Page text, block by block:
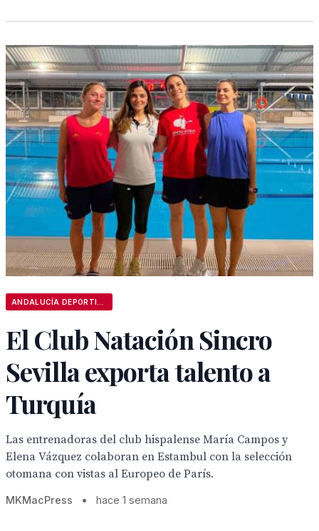
El Club Natación Sincro
Sevilla exporta talento a
Turquía
Las entrenadoras del club hispalense María Campos y
Elena Vázquez colaboran en Estambul con la selección
otomana con vistas al Europeo de París.
MKMacPress • hace 1 semana